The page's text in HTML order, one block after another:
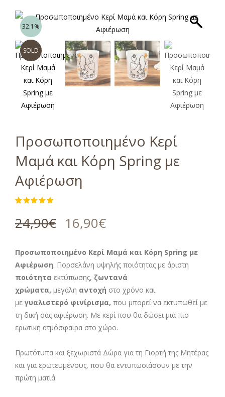
32.1%
SOLD
Προσωποποιημένο Κερί
Μαμά και Κόρη Spring με
Αφιέρωση
από 5 με
βάση
24,90€ 16,90€
Προσωποποιημένο Κερί Μαμά και Κόρη Spring με
Αφιέρωση. Πορσελάνη υψηλής ποιότητας με άριστη
ποιότητα εκτύπωσης, ζωντανά
χρώματα, μεγάλη αντοχή στο χρόνο και
με γυαλιστερό φινίρισμα, που μπορεί να εκτυπωθεί με
τη δική σας αφιέρωση. Με κερί που θα δώσει μια πιο
ερωτική ατμόσφαιρα στο χώρο.
Πρωτότυπα και ξεχωριστά Δώρα για τη Γιορτή της Μητέρας
και για ερωτευμένους, που θα εντυπωσιάσουν με την
πρώτη ματιά.